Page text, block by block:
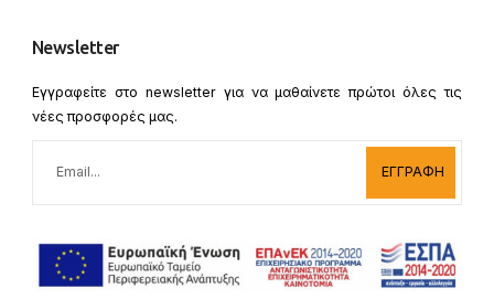
Newsletter
Εγγραφείτε στο newsletter για να μαθαίνετε πρώτοι όλες τις
νέες προσφορές μας.
ΕΓΓΡΑΦΗ